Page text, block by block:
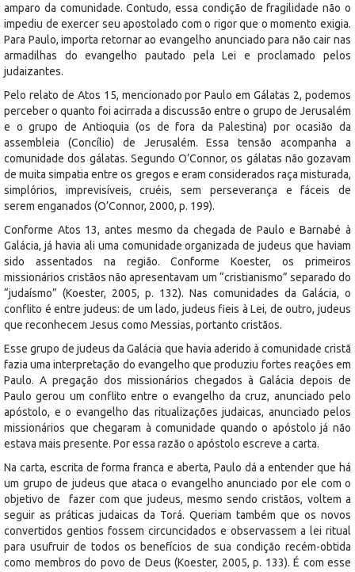
amparo da comunidade. Contudo, essa condição de fragilidade não o
impediu de exercer seu apostolado com o rigor que o momento exigia.
Para Paulo, importa retornar ao evangelho anunciado para não cair nas
armadilhas do evangelho pautado pela Lei e proclamado pelos
judaizantes.
Pelo relato de Atos 15, mencionado por Paulo em Gálatas 2, podemos
perceber o quanto foi acirrada a discussão entre o grupo de Jerusalém
e o grupo de Antioquia (os de fora da Palestina) por ocasião da
assembleia (Concílio) de Jerusalém. Essa tensão acompanha a
comunidade dos gálatas. Segundo O’Connor, os gálatas não gozavam
de muita simpatia entre os gregos e eram considerados raça misturada,
simplórios, imprevisíveis, cruéis, sem perseverança e fáceis de
serem enganados (O’Connor, 2000, p. 199).
Conforme Atos 13, antes mesmo da chegada de Paulo e Barnabé à
Galácia, já havia ali uma comunidade organizada de judeus que haviam
sido assentados na região. Conforme Koester, os primeiros
missionários cristãos não apresentavam um “cristianismo” separado do
“judaísmo” (Koester, 2005, p. 132). Nas comunidades da Galácia, o
conflito é entre judeus: de um lado, judeus fieis à Lei, de outro, judeus
que reconhecem Jesus como Messias, portanto cristãos.
Esse grupo de judeus da Galácia que havia aderido à comunidade cristã
fazia uma interpretação do evangelho que produziu fortes reações em
Paulo. A pregação dos missionários chegados à Galácia depois de
Paulo gerou um conflito entre o evangelho da cruz, anunciado pelo
apóstolo, e o evangelho das ritualizações judaicas, anunciado pelos
missionários que chegaram à comunidade quando o apóstolo já não
estava mais presente. Por essa razão o apóstolo escreve a carta.
Na carta, escrita de forma franca e aberta, Paulo dá a entender que há
um grupo de judeus que ataca o evangelho anunciado por ele com o
objetivo de fazer com que judeus, mesmo sendo cristãos, voltem a
seguir as práticas judaicas da Torá. Queriam também que os novos
convertidos gentios fossem circuncidados e observassem a lei ritual
para usufruir de todos os benefícios de sua condição recém-obtida
como membros do povo de Deus (Koester, 2005, p. 133). É com esse